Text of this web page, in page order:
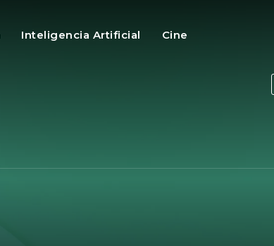
Inteligencia Artificial Cine